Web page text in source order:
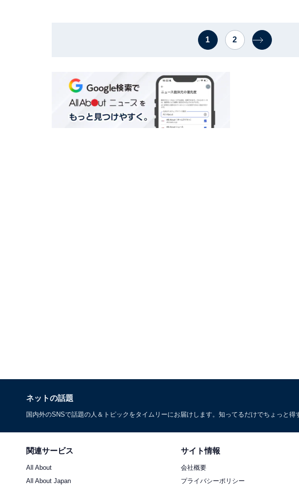
1 2
ネットの話題
国内外のSNSで話題の人＆トピックをタイムリーにお届けします。知ってるだけでちょっと
関連サービス
All About
All About Japan
サイト情報
会社概要
プライバシーポリシー